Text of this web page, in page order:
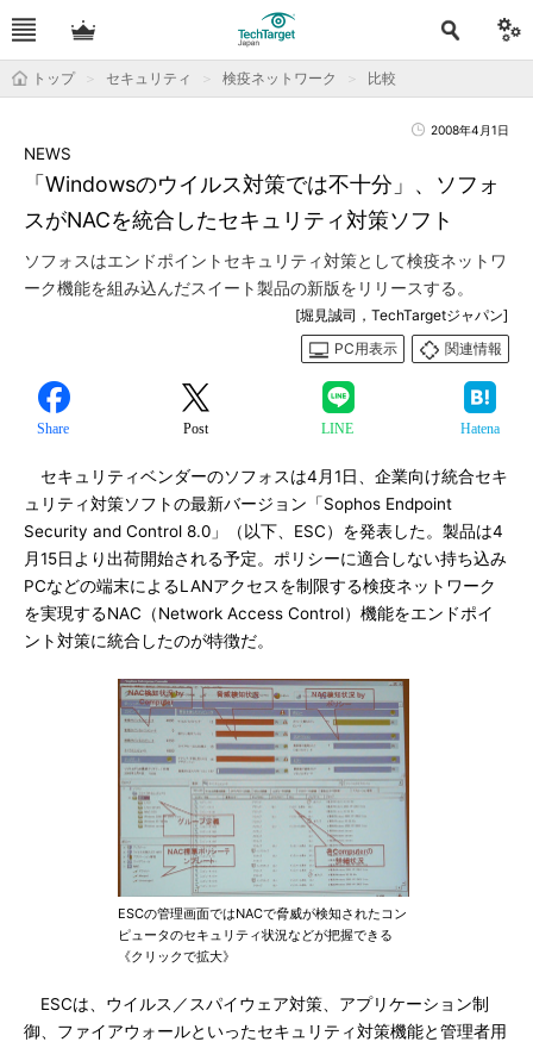
トップ セキュリティ 検疫ネットワーク 比較
2008年4月1日
「Windowsのウイルス対策では不十分」、ソフォ
スがNACを統合したセキュリティ対策ソフト
NEWS
ソフォスはエンドポイントセキュリティ対策として検疫ネットワ
ーク機能を組み込んだスイート製品の新版をリリースする。
[堀見誠司，TechTargetジャパン]
PC用表示
関連情報
Share Post LINE Hatena
セキュリティベンダーのソフォスは4月1日、企業向け統合セキ
ュリティ対策ソフトの最新バージョン「Sophos Endpoint
Security and Control 8.0」（以下、ESC）を発表した。製品は4
月15日より出荷開始される予定。ポリシーに適合しない持ち込み
PCなどの端末によるLANアクセスを制限する検疫ネットワーク
を実現するNAC（Network Access Control）機能をエンドポイ
ント対策に統合したのが特徴だ。
ESCの管理画面ではNACで脅威が検知されたコン
ピュータのセキュリティ状況などが把握できる
《クリックで拡大》
ESCは、ウイルス／スパイウェア対策、アプリケーション制
御、ファイアウォールといったセキュリティ対策機能と管理者用